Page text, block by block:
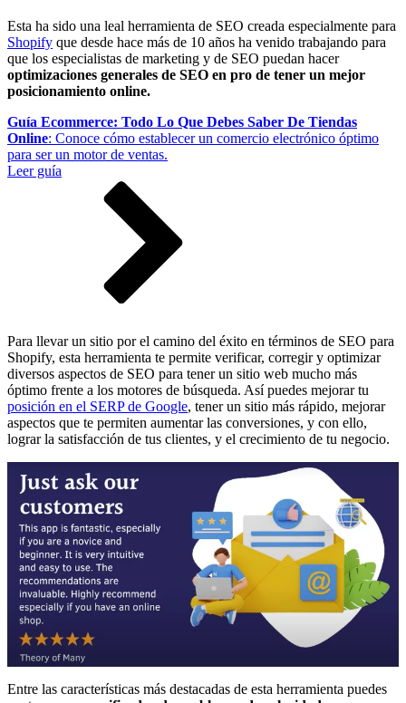
Esta ha sido una leal herramienta de SEO creada especialmente para
Shopify que desde hace más de 10 años ha venido trabajando para
que los especialistas de marketing y de SEO puedan hacer
optimizaciones generales de SEO en pro de tener un mejor
posicionamiento online.
Guía Ecommerce: Todo Lo Que Debes Saber De Tiendas
Online: Conoce cómo establecer un comercio electrónico óptimo
para ser un motor de ventas.
Leer guía
Para llevar un sitio por el camino del éxito en términos de SEO para
Shopify, esta herramienta te permite verificar, corregir y optimizar
diversos aspectos de SEO para tener un sitio web mucho más
óptimo frente a los motores de búsqueda. Así puedes mejorar tu
posición en el SERP de Google, tener un sitio más rápido, mejorar
aspectos que te permiten aumentar las conversiones, y con ello,
lograr la satisfacción de tus clientes, y el crecimiento de tu negocio.
Entre las características más destacadas de esta herramienta puedes